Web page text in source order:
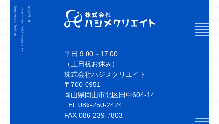
平日 9:00～17:00
（土日祝お休み）
株式会社ハジメクリエイト
〒700-0951
岡山県岡山市北区田中604-14
TEL 086-250-2424
FAX 086-239-7803
<link rel='stylesheet' id='slicktheme-css' href='https://
<link rel='stylesheet' id='valEngine-css' href='https://
<link rel='stylesheet' id='jetpack_css-css' href='https://
<script type='text/javascript' src='https://hajimecreate.com/wp-
<script type='text/javascript' src='https://hajimecreate.com/wp-
<script type='text/javascript' src='https://hajimecreate.com/wp-
<script type='text/javascript' src='https://hajimecreate.com/wp-
<script type='text/javascript' src='https://hajimecreate.com/wp-
<script type='text/javascript' id='responsive-lightbox-js-extra'>